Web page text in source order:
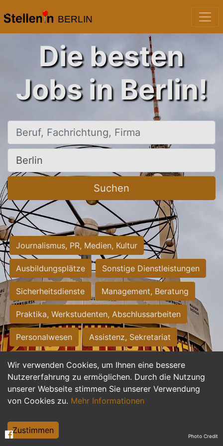
BERLIN
Wir verwenden Cookies, um Ihnen eine bessere
Nutzererfahrung zu ermöglichen. Durch die Nutzung
unserer Webseite stimmen Sie unserer Verwendung
von Cookies zu. Mehr Informationen
Zustimmen
Die besten
Jobs in Berlin!
Beruf, Fachrichtung, Firma
Ort, Stadt
Suchen
Journalismus, PR, Medien, Kultur
Ausbildungsplätze Sonstige Dienstleistungen
Sicherheitsdienste Management, Beratung
Praktika, Werkstudenten, Abschlussarbeiten
Personalwesen Assistenz, Sekretariat
Hilfskräfte, Aushilfs- und Nebenjobs
Einkauf, Logistik, Materialwirtschaft
Weiterbildung, Studium, duale Ausbildung
Tourismus
Photo Credit